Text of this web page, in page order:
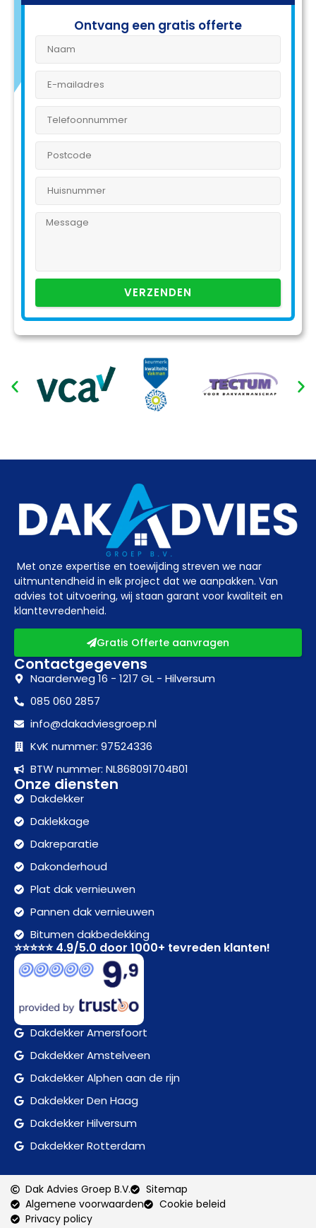
Ontvang een gratis offerte
VERZENDEN
Met onze expertise en toewijding streven we naar
uitmuntendheid in elk project dat we aanpakken. Van
advies tot uitvoering, wij staan garant voor kwaliteit en
klanttevredenheid.
Gratis Offerte aanvragen
Contactgegevens
Naarderweg 16 - 1217 GL - Hilversum
085 060 2857
info@dakadviesgroep.nl
KvK nummer: 97524336
BTW nummer: NL868091704B01
Onze diensten
Dakdekker
Daklekkage
Dakreparatie
Dakonderhoud
Plat dak vernieuwen
Pannen dak vernieuwen
Bitumen dakbedekking
⭐⭐⭐⭐⭐ 4.9/5.0 door 1000+ tevreden klanten!
Dakdekker Amersfoort
Dakdekker Amstelveen
Dakdekker Alphen aan de rijn
Dakdekker Den Haag
Dakdekker Hilversum
Dakdekker Rotterdam
Dak Advies Groep B.V.
Sitemap
Algemene voorwaarden
Cookie beleid
Privacy policy